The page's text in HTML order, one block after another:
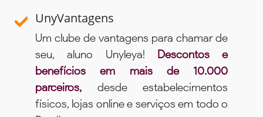
UnyVantagens
Um clube de vantagens para chamar de
seu, aluno Unyleya! Descontos e
benefícios em mais de 10.000
parceiros, desde estabelecimentos
físicos, lojas online e serviços em todo o